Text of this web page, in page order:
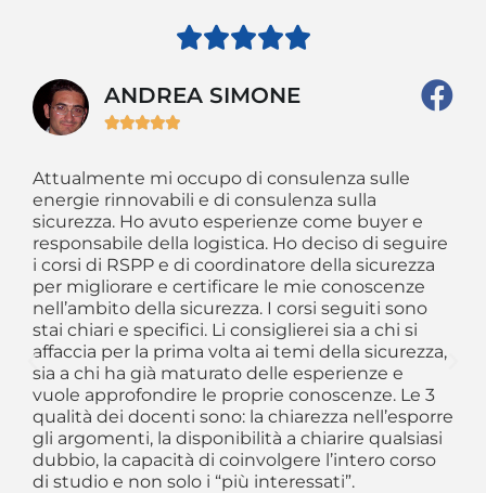

ANDREA SIMONE

Attualmente mi occupo di consulenza sulle
energie rinnovabili e di consulenza sulla
sicurezza. Ho avuto esperienze come buyer e
responsabile della logistica. Ho deciso di seguire
i corsi di RSPP e di coordinatore della sicurezza
per migliorare e certificare le mie conoscenze
nell’ambito della sicurezza. I corsi seguiti sono
stai chiari e specifici. Li consiglierei sia a chi si
affaccia per la prima volta ai temi della sicurezza,
sia a chi ha già maturato delle esperienze e
vuole approfondire le proprie conoscenze. Le 3
qualità dei docenti sono: la chiarezza nell’esporre
gli argomenti, la disponibilità a chiarire qualsiasi
dubbio, la capacità di coinvolgere l’intero corso
di studio e non solo i “più interessati”.